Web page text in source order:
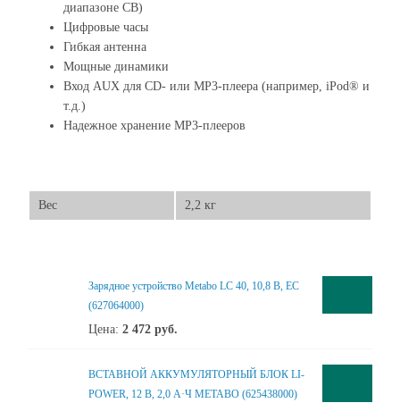
диапазоне СВ)
Цифровые часы
Гибкая антенна
Мощные динамики
Вход AUX для CD- или MP3-плеера (например, iPod® и
т.д.)
Надежное хранение MP3-плееров
Вес 2,2 кг
Зарядное устройство Metabo LC 40, 10,8 В, ЕС
(627064000)
Цена: 2 472 руб.
ВСТАВНОЙ АККУМУЛЯТОРНЫЙ БЛОК LI-
POWER, 12 В, 2,0 А·Ч METABO (625438000)